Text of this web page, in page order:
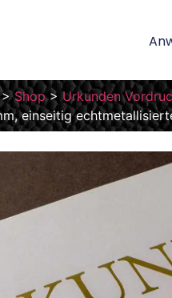
Shop> Urkunden
einseitig